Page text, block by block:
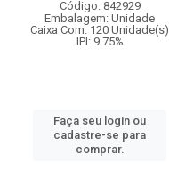
Código: 842929
Embalagem: Unidade
Caixa Com: 120 Unidade(s)
IPI: 9.75%
Faça seu login ou
cadastre-se para
comprar.